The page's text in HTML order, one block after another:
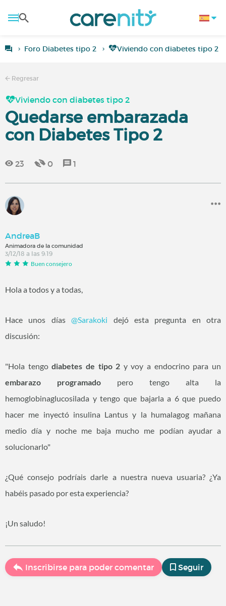
Foro Diabetes tipo 2 Viviendo con diabetes tipo 2
Regresar
Viviendo con diabetes tipo 2
Quedarse embarazada
con Diabetes Tipo 2
23 0 1
AndreaB
Animadora de la comunidad
3/12/18 a las 9:19
Buen consejero
Hola a todos y a todas,
Hace unos días@Sarakoki ‍ dejó esta pregunta en otra
discusión:
"Hola tengodiabetes de tipo 2 y voy a endocrino para un
embarazo programado pero tengo alta la
hemoglobinaglucosilada y tengo que bajarla a 6 que puedo
hacer me inyectó insulina Lantus y la humalagog mañana
medio día y noche me baja mucho me podían ayudar a
solucionarlo"
¿Qué consejo podríais darle a nuestra nueva usuaria? ¿Ya
habéis pasado por esta experiencia?
¡Un saludo!
Inscribirse para poder comentar Seguir